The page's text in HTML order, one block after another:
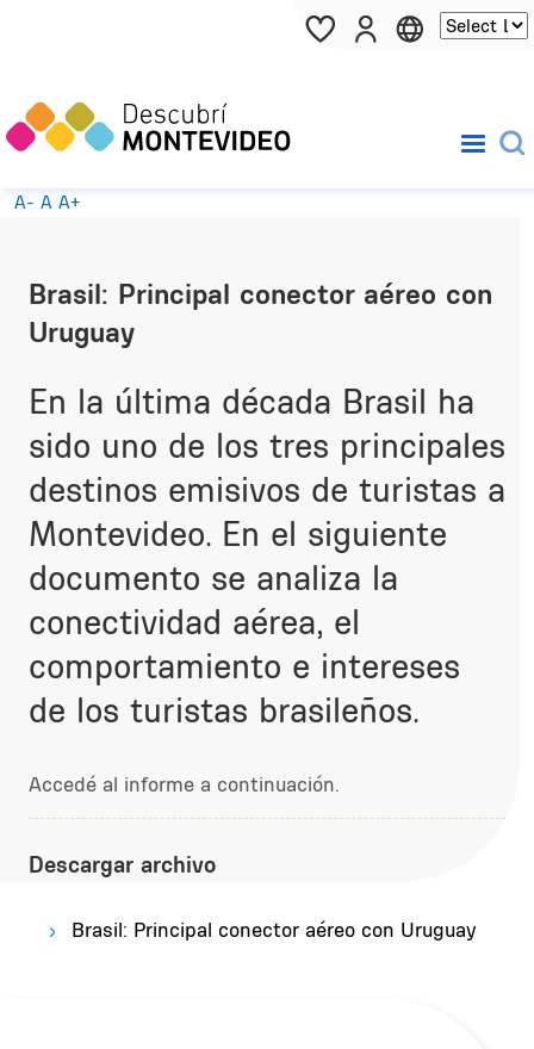
Pasar al contenido principal
A- A A+
Brasil: Principal conector aéreo con
Uruguay
En la última década Brasil ha
sido uno de los tres principales
destinos emisivos de turistas a
Montevideo. En el siguiente
documento se analiza la
conectividad aérea, el
comportamiento e intereses
de los turistas brasileños.
Accedé al informe a continuación.
Descargar archivo
Brasil: Principal conector aéreo con Uruguay